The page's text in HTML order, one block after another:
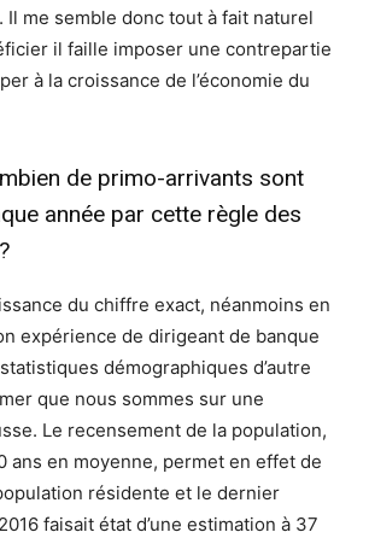
me semble donc tout à fait naturel
il faille imposer une contrepartie
à la croissance de l’économie du
de primo-arrivants sont
année par cette règle des
du chiffre exact, néanmoins en
expérience de dirigeant de banque
démographiques d’autre
que nous sommes sur une
Le recensement de la population,
ans en moyenne, permet en effet de
résidente et le dernier
faisait état d’une estimation à 37